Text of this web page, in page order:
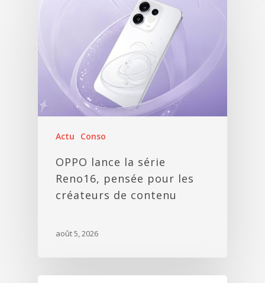
Actu Conso
OPPO lance la série
Reno16, pensée pour les
créateurs de contenu
août 5, 2026